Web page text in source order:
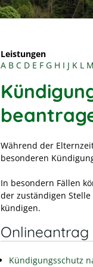
Leistungen
A B C D E F G H I J K L M
Während der
besonderen
In besondern Fällen
der zuständigen Stelle
kündigen.
Kündigungsschutz